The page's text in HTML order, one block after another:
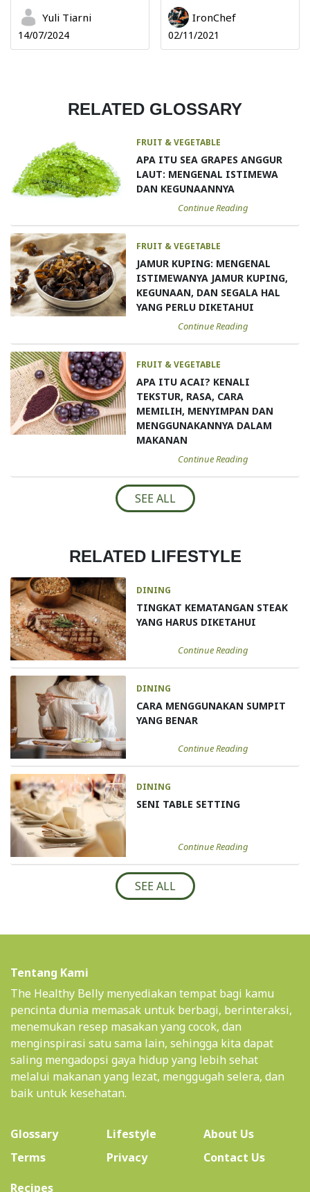
Yuli Tiarni
14/07/2024
IronChef
02/11/2021
RELATED GLOSSARY
FRUIT & VEGETABLE
APA ITU SEA GRAPES ANGGUR
LAUT: MENGENAL ISTIMEWA
DAN KEGUNAANNYA
Continue Reading
FRUIT & VEGETABLE
JAMUR KUPING: MENGENAL
ISTIMEWANYA JAMUR KUPING,
KEGUNAAN, DAN SEGALA HAL
YANG PERLU DIKETAHUI
Continue Reading
FRUIT & VEGETABLE
APA ITU ACAI? KENALI
TEKSTUR, RASA, CARA
MEMILIH, MENYIMPAN DAN
MENGGUNAKANNYA DALAM
MAKANAN
Continue Reading
SEE ALL
RELATED LIFESTYLE
DINING
TINGKAT KEMATANGAN STEAK
YANG HARUS DIKETAHUI
Continue Reading
DINING
CARA MENGGUNAKAN SUMPIT
YANG BENAR
Continue Reading
DINING
SENI TABLE SETTING
Continue Reading
SEE ALL
Tentang Kami
The Healthy Belly menyediakan tempat bagi kamu
pencinta dunia memasak untuk berbagi, berinteraksi,
menemukan resep masakan yang cocok, dan
menginspirasi satu sama lain, sehingga kita dapat
saling mengadopsi gaya hidup yang lebih sehat
melalui makanan yang lezat, menggugah selera, dan
baik untuk kesehatan.
Glossary Lifestyle About Us(current)
Terms
Privacy
Contact Us
Recipes(current)